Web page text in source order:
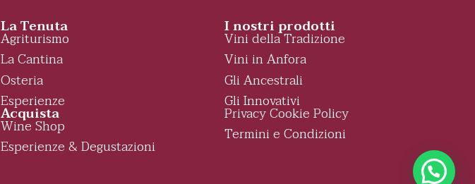
La Tenuta
Agriturismo
La Cantina
Osteria
Esperienze
I nostri prodotti
Vini della Tradizione
Vini in Anfora
Gli Ancestrali
Gli Innovativi
Acquista
Wine Shop
Esperienze & Degustazioni
Privacy Cookie Policy
Termini e Condizioni